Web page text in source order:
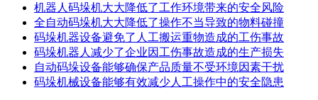
机器人码垛机大大降低了工作环境带来的安全风险
全自动码垛机大大降低了操作不当导致的物料碰撞
码垛机器设备避免了人工搬运重物造成的工伤事故
码垛机器人减少了企业因工伤事故造成的生产损失
自动码垛设备能够确保产品质量不受环境因素干扰
码垛机械设备能够有效减少人工操作中的安全隐患